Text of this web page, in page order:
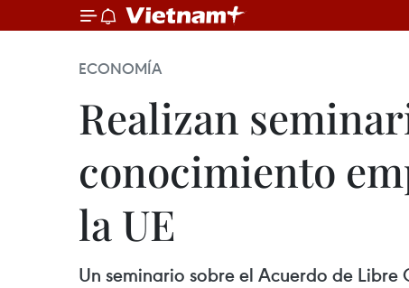
ECONOMÍA
Realizan
conocimiento
la UE
Un seminario sobre el Acuerdo de Libre